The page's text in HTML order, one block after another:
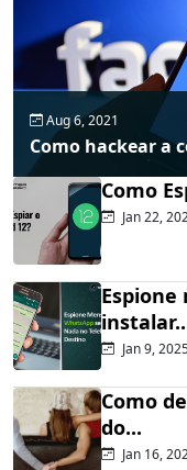
Aug 6, 2021
Como hackear a
Como
Jan 22,
Espione
Jan 9,
Como
do...
Jan 16,